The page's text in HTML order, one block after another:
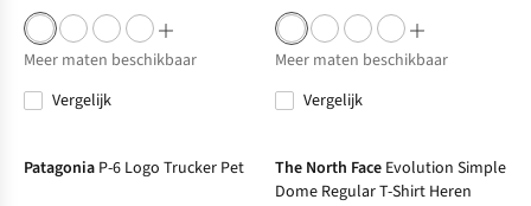
Meer maten beschikbaar
Vergelijk
Meer maten beschikbaar
Vergelijk
Patagonia P-6 Logo Trucker Pet The North Face Evolution Simple
Dome Regular T-Shirt Heren